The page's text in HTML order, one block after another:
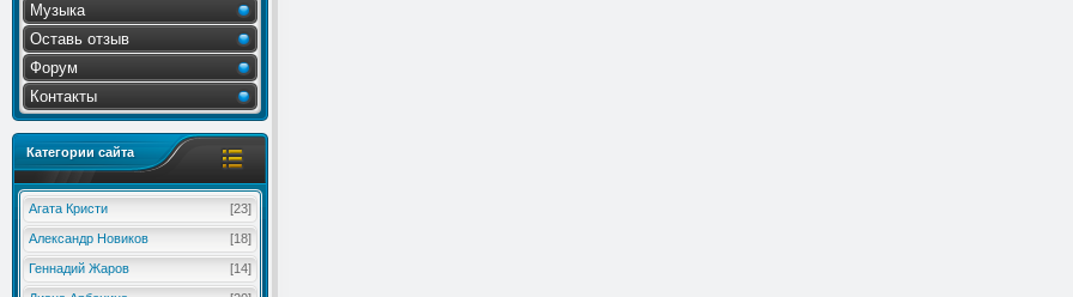
Музыка
Оставь отзыв
Форум
Контакты
Категории сайта
Агата Кристи [23]
Александр Новиков [18]
Геннадий Жаров [14]